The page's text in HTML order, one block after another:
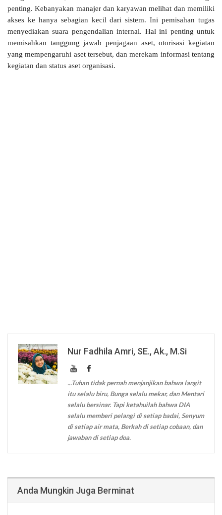
penting. Kebanyakan manajer dan karyawan melihat dan memiliki
akses ke hanya sebagian kecil dari sistem. Ini pemisahan tugas
menyediakan suara pengendalian internal. Hal ini penting untuk
memisahkan tanggung jawab penjagaan aset, otorisasi kegiatan
yang mempengaruhi aset tersebut, dan merekam informasi tentang
kegiatan dan status aset organisasi.
Nur Fadhila Amri, SE., Ak., M.Si
...Tuhan tidak pernah menjanjikan bahwa langit
itu selalu biru, Bunga selalu mekar, dan Mentari
selalu bersinar. Tapi ketahuilah bahwa DIA
selalu memberi pelangi di setiap badai, Senyum
di setiap air mata, Berkah di setiap cobaan, dan
jawaban di setiap doa.
Anda Mungkin Juga Berminat